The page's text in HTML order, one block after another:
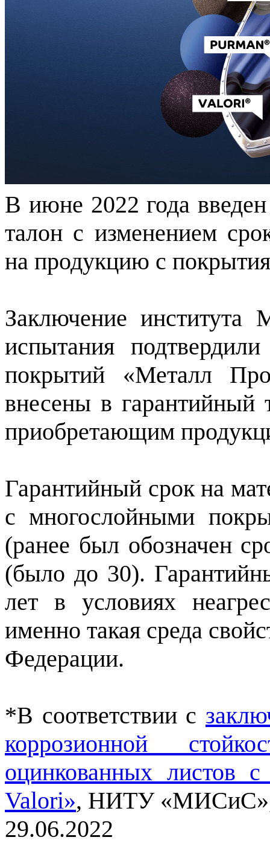
В июне 2022 года
талон с изменением
на продукцию с
Заключение
испытания
покрытий «Металл
внесены в гарантийный
приобретающим
Гарантийный срок на
с многослойными
(ранее был обозначен
(было до 30).
лет в условиях
именно такая среда
Федерации.
*В соответствии с
коррозионной
оцинкованных листов
Valori», НИТУ «МИСиС»,
29.06.2022